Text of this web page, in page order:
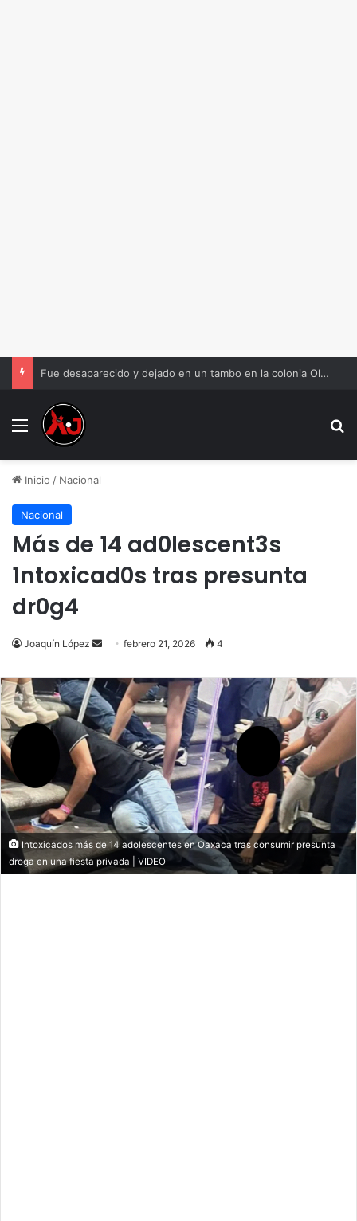
Fue desaparecido y dejado en un tambo en la colonia Olivia Espinoza
Menu
Inicio / Nacional
Nacional
Más de 14 ad0lescent3s
1ntoxicad0s tras presunta
dr0g4
Joaquín López
Send
email
febrero 21, 2026 4
Intoxicados más de 14 adolescentes en Oaxaca tras consumir presunta
droga en una fiesta privada | VIDEO